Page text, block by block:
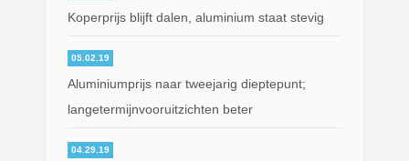
Koperprijs blijft dalen, aluminium staat stevig
05.02.19
Aluminiumprijs naar tweejarig dieptepunt;
langetermijnvooruitzichten beter
04.29.19